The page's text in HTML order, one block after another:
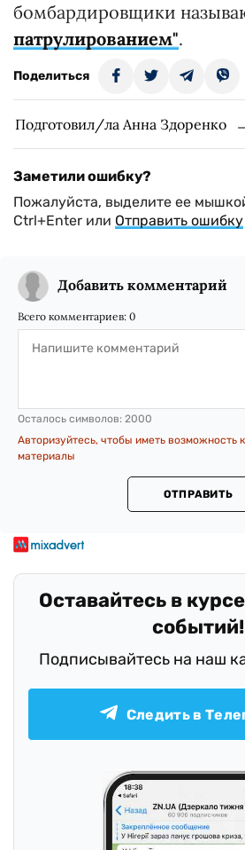
бомбардировщики
патрулированием".
Поделиться
Подготовил/ла Анна Здоренко
Заметили ошибку?
Пожалуйста, выделите ее
Ctrl+Enter или Отправить ошибку
Добавить комментарий
Всего комментариев: 0
Осталось символов: 2000
Авторизуйтесь, чтобы иметь возможность
материалы
ОТПРАВИТЬ
Оставайтесь в
событий!
Подписывайтесь на наш
Следить в